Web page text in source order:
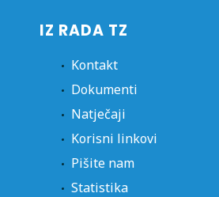
IZ RADA TZ
Kontakt
Dokumenti
Natječaji
Korisni linkovi
Pišite nam
Statistika